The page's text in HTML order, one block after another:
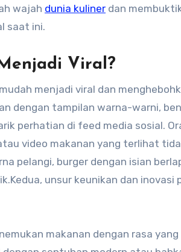
wajah dunia kuliner dan
saat ini.
Viral?
menjadi viral dan
dengan tampilan warna-warni,
perhatian di feed media sosial.
video makanan yang terlihat
pelangi, burger dengan isian
unsur keunikan dan inovasi
makanan dengan rasa